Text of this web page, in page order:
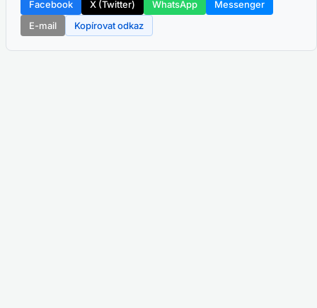
Facebook X (Twitter) WhatsApp
Messenger
E-mail
Kopírovat odkaz